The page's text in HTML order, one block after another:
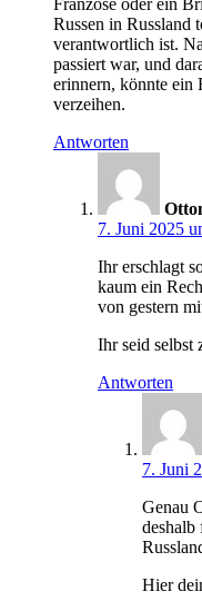
Russen in Russland
verantwortlich ist.
passiert war, und
erinnern, könnte ein
verzeihen.
Antworten
7. Juni 2025
Ihr erschlagt
kaum ein
von gestern
Ihr seid selbst
Antworten
7. Juni
Genau
deshalb
Hier